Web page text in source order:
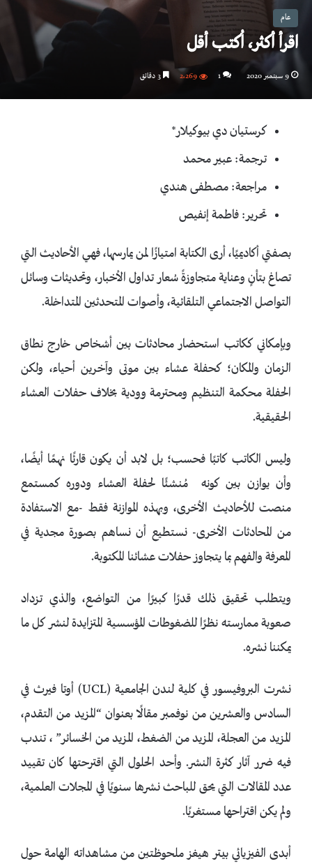
عام
اقرأ أكثر، اُكتب أقل
9 سبتمبر 2020 1 2٬269
كرستيان دي بيوكيلار*
ترجمة: عبير محمد
مراجعة: مصطفى هندي
تحرير: فاطمة إنفيص
بصفتي أكاديميًا، أرى الكتابة امتيازًا لمن يمارسها، فهي الأحاديث التي
تصاغ بتأنٍ وعناية متجاوزةً سُعار تداول الأخبار، وتحديثات وسائل
التواصل الاجتماعي التلقائية، وأصوات المتحدثين المتداخلة.
وبإمكاني ككاتب استحضار محادثات بين أشخاص خارج نطاق
الزمان والمكان؛ كحفلة عشاء بين موتى وآخرين أحياء، ولكن
الحفلة محكمة التنظيم ومحترمة وودية بخلاف حفلات العشاء
الحقيقية.
وليس الكاتب كاتبًا فحسب؛ بل لابد أن يكون قارئًا نهمًا أيضًا،
وأن يوازن بين كونه مُنشئًا لحفلة العشاء ودوره كمستمع
منصت للأحاديث الأخرى، وبهذه الموازنة فقط -مع الاستفادة
من المحادثات الأخرى- نستطيع أن نساهم بصورة مجدية في
المعرفة والفهم بما يتجاوز حفلات عشائنا المكتوبة.
ويتطلب تحقيق ذلك قدرًا كبيرًا من التواضع، والذي تزداد
صعوبة ممارسته نظرًا للضغوطات المؤسسية المتزايدة لنشر كل ما
يمكننا نشره.
نشرت البروفيسور في كلية لندن الجامعية (UCL) أوتا فيرث في
السادس والعشرين من نوفمبر مقالًا بعنوان “المزيد من التقدم،
المزيد من العجلة، المزيد من الضغط، المزيد من الخسائر” ، تندب
فيه ضرر آثار كثرة النشر. وأحد الحلول التي اقترحتها كان تقييد
عدد المقالات التي يحق للباحث نشرها سنويًا في المجلات العلمية،
ولم يكن اقتراحها مستغربًا.
أبدى الفيزيائي بيتر هيغز ملحوظتين من مشاهداته الهامة حول